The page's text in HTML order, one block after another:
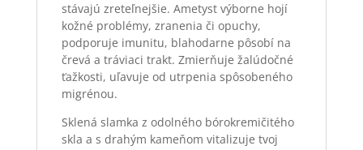
stávajú zreteľnejšie. Ametyst výborne hojí
kožné problémy, zranenia či opuchy,
podporuje imunitu, blahodarne pôsobí na
črevá a tráviaci trakt. Zmierňuje žalúdočné
ťažkosti, uľavuje od utrpenia spôsobeného
migrénou.
Sklená slamka z odolného bórokremičitého
skla a s drahým kameňom vitalizuje tvoj